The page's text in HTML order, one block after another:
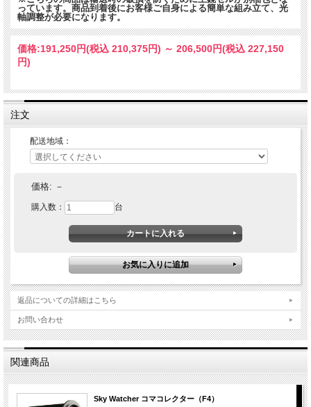
っています。商品到着後にお客様ご自身による簡単な組み立て、光
軸調整が必要になります。
価格:191,250円(税込 210,375円) ～ 206,500円(税込 227,150
円)
注文
配送地域：
価格: －
購入数： 台
返品についての詳細はこちら
お問い合わせ
関連商品
Sky Watcher コマコレクター（F4）